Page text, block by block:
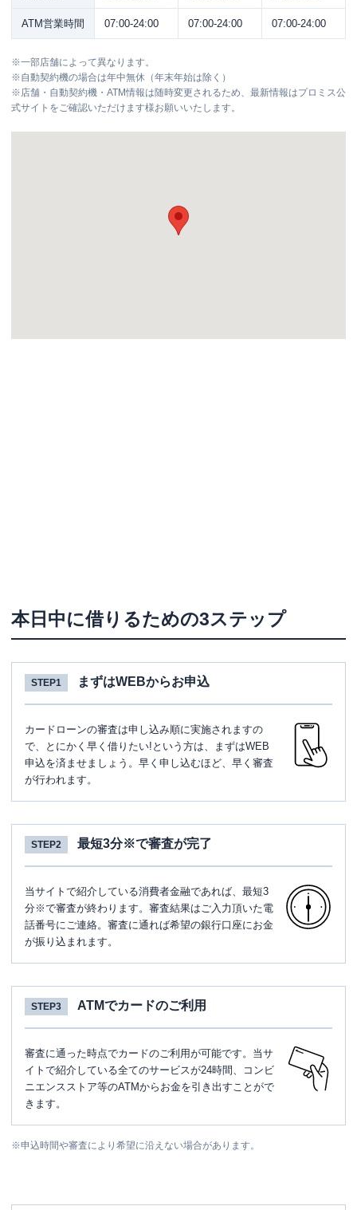
ATM営業時間 07:00-24:00 07:00-24:00 07:00-24:00
※一部店舗によって異なります。
※自動契約機の場合は年中無休（年末年始は除く）
※店舗・自動契約機・ATM情報は随時変更されるため、最新情報はプロミス公
式サイトをご確認いただけます様お願いいたします。
本日中に借りるための3ステップ
STEP1 まずはWEBからお申込
カードローンの審査は申し込み順に実施されますの
で、とにかく早く借りたい!という方は、まずはWEB
申込を済ませましょう。早く申し込むほど、早く審査
が行われます。
STEP2 最短3分※で審査が完了
当サイトで紹介している消費者金融であれば、最短3
分※で審査が終わります。審査結果はご入力頂いた電
話番号にご連絡。審査に通れば希望の銀行口座にお金
が振り込まれます。
STEP3 ATMでカードのご利用
審査に通った時点でカードのご利用が可能です。当サ
イトで紹介している全てのサービスが24時間、コンビ
ニエンスストア等のATMからお金を引き出すことがで
きます。
※申込時間や審査により希望に沿えない場合があります。